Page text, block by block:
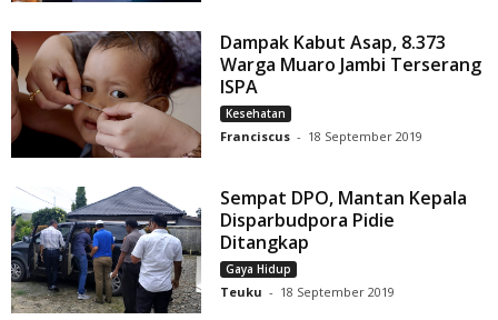
Dampak Kabut Asap, 8.373
Warga Muaro Jambi Terserang
ISPA
Kesehatan
Franciscus - 18 September 2019
Sempat DPO, Mantan Kepala
Disparbudpora Pidie
Ditangkap
Gaya Hidup
Teuku - 18 September 2019